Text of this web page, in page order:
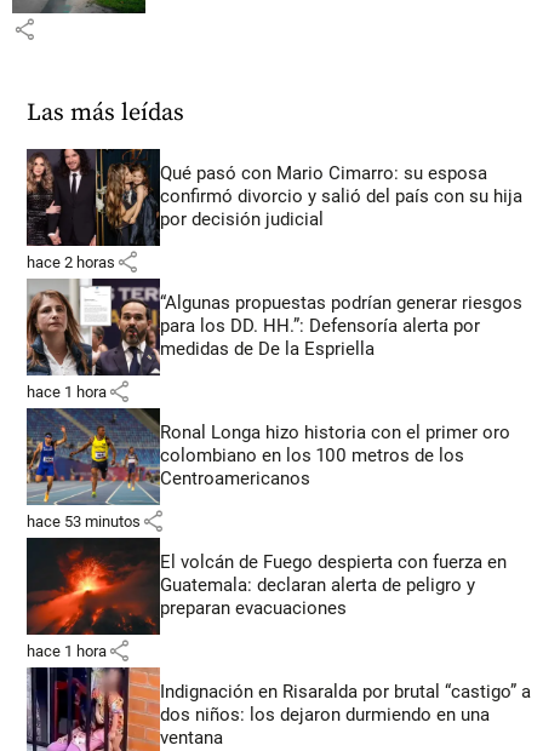
share
Las más leídas
Qué pasó con Mario Cimarro: su esposa
confirmó divorcio y salió del país con su hija
por decisión judicial
hace 2 horas share
“Algunas propuestas podrían generar riesgos
para los DD. HH.”: Defensoría alerta por
medidas de De la Espriella
hace 1 hora share
Ronal Longa hizo historia con el primer oro
colombiano en los 100 metros de los
Centroamericanos
hace 53 minutos share
El volcán de Fuego despierta con fuerza en
Guatemala: declaran alerta de peligro y
preparan evacuaciones
hace 1 hora share
Indignación en Risaralda por brutal “castigo” a
dos niños: los dejaron durmiendo en una
ventana